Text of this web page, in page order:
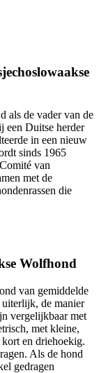
als de vader van de
een Duitse herder
in een nieuw
sinds 1965
van
met de
die
Wolfhond
van gemiddelde
uiterlijk, de manier
vergelijkbaar met
met kleine,
en driehoekig.
Als de hond
gedragen